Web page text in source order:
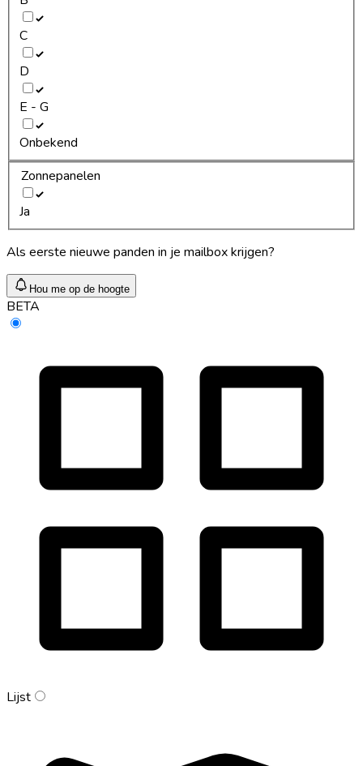
C
D
E - G
Onbekend
Zonnepanelen
Ja
Als eerste nieuwe panden in je mailbox krijgen?
Hou me op de hoogte
BETA
Lijst